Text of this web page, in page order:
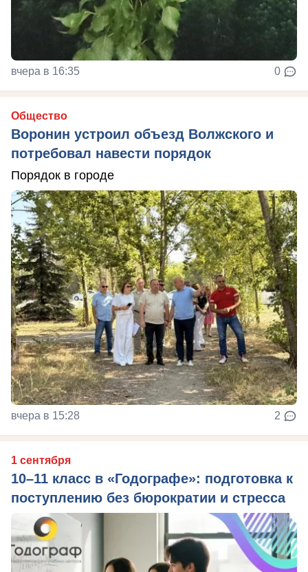
вчера в 16:35 0
Общество
Воронин устроил объезд Волжского и
потребовал навести порядок
Порядок в городе
вчера в 15:28 2
1 сентября
10–11 класс в «Годографе»: подготовка к
поступлению без бюрократии и стресса